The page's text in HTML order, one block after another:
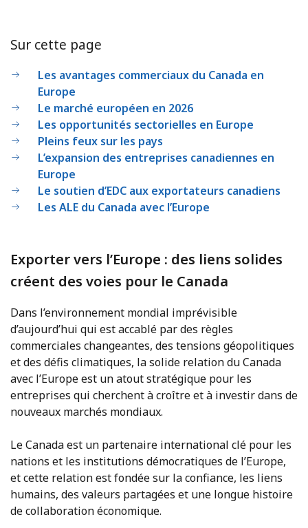
Sur cette page
Les avantages commerciaux du Canada en
Europe
Le marché européen en 2026
Les opportunités sectorielles en Europe
Pleins feux sur les pays
L’expansion des entreprises canadiennes en
Europe
Le soutien d’EDC aux exportateurs canadiens
Les ALE du Canada avec l’Europe
Exporter vers l’Europe : des liens solides
créent des voies pour le Canada
Dans l’environnement mondial imprévisible
d’aujourd’hui qui est accablé par des règles
commerciales changeantes, des tensions géopolitiques
et des défis climatiques, la solide relation du Canada
avec l’Europe est un atout stratégique pour les
entreprises qui cherchent à croître et à investir dans de
nouveaux marchés mondiaux.
Le Canada est un partenaire international clé pour les
nations et les institutions démocratiques de l’Europe,
et cette relation est fondée sur la confiance, les liens
humains, des valeurs partagées et une longue histoire
de collaboration économique.